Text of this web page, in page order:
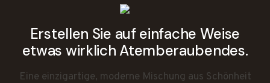
Erstellen Sie auf einfache Weise
etwas wirklich Atemberaubendes.
Eine einzigartige, moderne Mischung aus Schönheit